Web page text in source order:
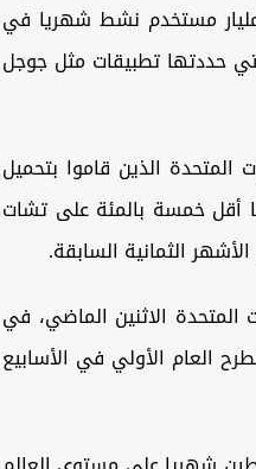
مستخدم نشط شهريا في
حددتها تطبيقات مثل جوجل
الذين قاموا بتحميل
في الربع الأول من 2026 قضوا وقتا أقل ‌خمسة ⁠بالمئة على تشات
الثمانية السابقة.
المتحدة الاثنين الماضي، في
العام الأولي في الأسابيع